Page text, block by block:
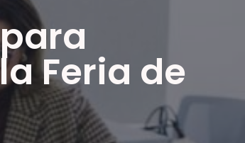
Feria de